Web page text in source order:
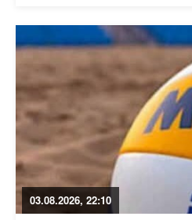
03.08.2026, 22:10